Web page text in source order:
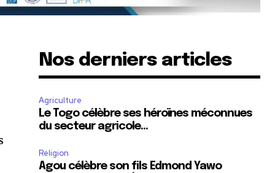
Nos derniers articles
Agriculture
Le Togo célèbre ses héroïnes méconnues
du secteur agricole…
Religion
Agou célèbre son fils Edmond Yawo